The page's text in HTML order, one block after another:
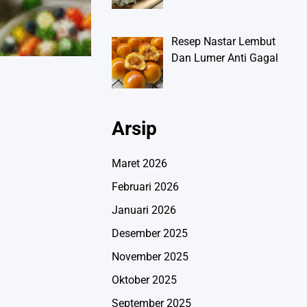
Resep Nastar Lembut
Dan Lumer Anti Gagal
Arsip
Maret 2026
Februari 2026
Januari 2026
Desember 2025
November 2025
Oktober 2025
September 2025